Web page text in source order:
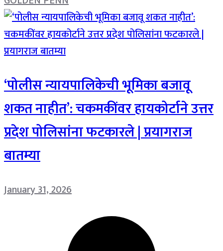
‘पोलीस न्यायपालिकेची भूमिका बजावू
शकत नाहीत’: चकमकींवर हायकोर्टाने उत्तर
प्रदेश पोलिसांना फटकारले | प्रयागराज
बातम्या
January 31, 2026